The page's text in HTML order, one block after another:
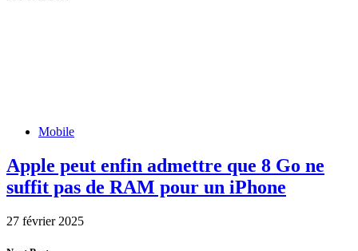
Mobile
Apple peut enfin admettre que 8 Go ne
suffit pas de RAM pour un iPhone
27 février 2025